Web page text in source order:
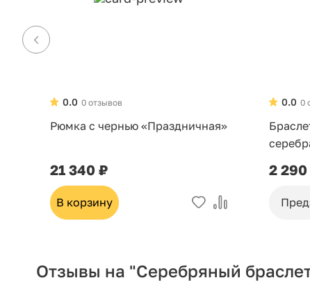
0 отзывов
0.0
Рюмка с чернью «Праздничная»
21 340 ₽
В корзину
0
0.0
2
Отзывы на "Серебряный